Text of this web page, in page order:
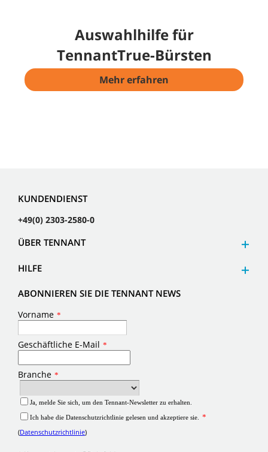
Auswahlhilfe für
TennantTrue-Bürsten
Mehr erfahren
KUNDENDIENST
+49(0) 2303-2580-0
ÜBER TENNANT
HILFE
ABONNIEREN SIE DIE TENNANT NEWS